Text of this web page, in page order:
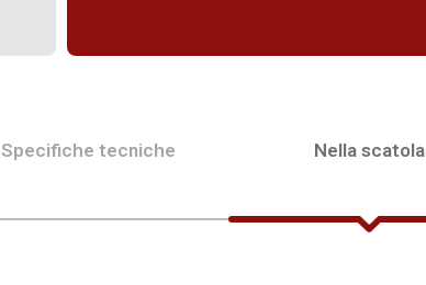
Specifiche tecniche Nella scatola